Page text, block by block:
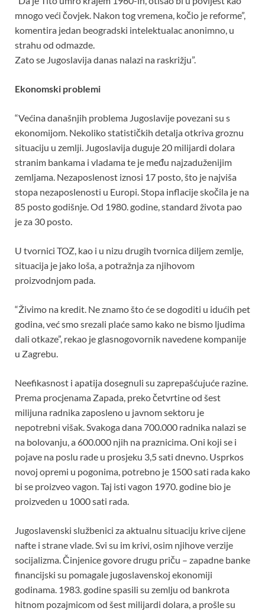
mnogo veći čovjek. Nakon tog vremena, kočio je reforme”,
komentira jedan beogradski intelektualac anonimno, u
strahu od odmazde.
Zato se Jugoslavija danas nalazi na raskrižju”.
Ekonomski problemi
“Većina današnjih problema Jugoslavije povezani su s
ekonomijom. Nekoliko statističkih detalja otkriva groznu
situaciju u zemlji. Jugoslavija duguje 20 milijardi dolara
stranim bankama i vladama te je među najzaduženijim
zemljama. Nezaposlenost iznosi 17 posto, što je najviša
stopa nezaposlenosti u Europi. Stopa inflacije skočila je na
85 posto godišnje. Od 1980. godine, standard života pao
je za 30 posto.
U tvornici TOZ, kao i u nizu drugih tvornica diljem zemlje,
situacija je jako loša, a potražnja za njihovom
proizvodnjom pada.
“Živimo na kredit. Ne znamo što će se dogoditi u idućih pet
godina, već smo srezali plaće samo kako ne bismo ljudima
dali otkaze”, rekao je glasnogovornik navedene kompanije
u Zagrebu.
Neefikasnost i apatija dosegnuli su zaprepašćujuće razine.
Prema procjenama Zapada, preko četvrtine od šest
milijuna radnika zaposleno u javnom sektoru je
nepotrebni višak. Svakoga dana 700.000 radnika nalazi se
na bolovanju, a 600.000 njih na praznicima. Oni koji se i
pojave na poslu rade u prosjeku 3,5 sati dnevno. Usprkos
novoj opremi u pogonima, potrebno je 1500 sati rada kako
bi se proizveo vagon. Taj isti vagon 1970. godine bio je
proizveden u 1000 sati rada.
Jugoslavenski službenici za aktualnu situaciju krive cijene
nafte i strane vlade. Svi su im krivi, osim njihove verzije
socijalizma. Činjenice govore drugu priču – zapadne banke
financijski su pomagale jugoslavenskoj ekonomiji
godinama. 1983. godine spasili su zemlju od bankrota
hitnom pozajmicom od šest milijardi dolara, a prošle su